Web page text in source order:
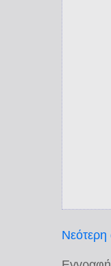
Νεότερη